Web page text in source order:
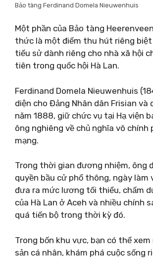
Bảo tàng Ferdinand Domela Nieuwenhuis
Một phần của Bảo tàng
thức là một điểm thu hút riêng
tiểu sử dành riêng cho nhà xã hội
tiên trong quốc hội Hà Lan.
Ferdinand Domela Nieuwenhuis
diện cho Đảng Nhân dân Frisian và
năm 1888, giữ chức vụ tại Hạ viện
ông nghiêng về chủ nghĩa vô chính
mạng.
Trong thời gian đương nhiệm, ông
quyền bầu cử phổ thông, ngày làm
đưa ra mức lương tối thiểu, chấm
của Hà Lan ở Aceh và nhiều chính
quá tiến bộ trong thời kỳ đó.
Trong bốn khu vực, bạn có thể
sản cá nhân, khám phá cuộc sống